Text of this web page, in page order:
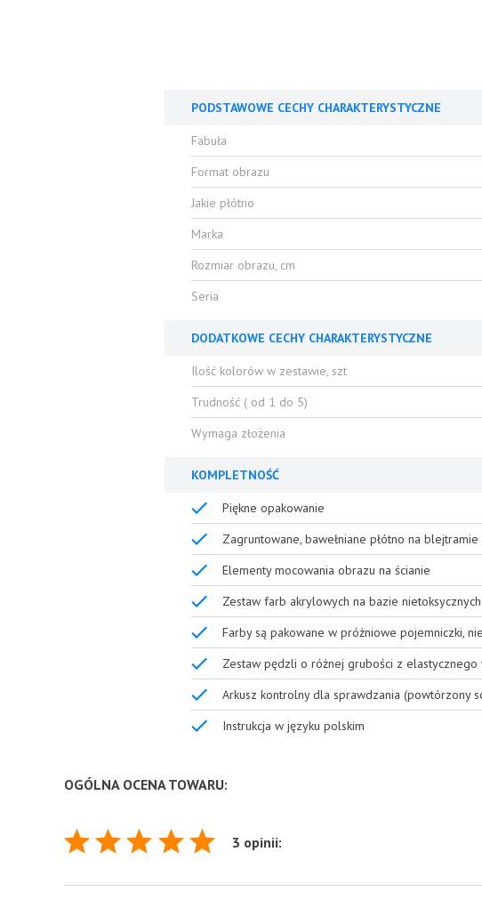
PODSTAWOWE CECHY CHARAKTERYSTYCZNE
Fabuła
Format obrazu
Jakie płótno
Marka
Rozmiar obrazu, cm
Seria
DODATKOWE CECHY CHARAKTERYSTYCZNE
Ilość kolorów w zestawie, szt
Trudność ( od 1 do 5)
Wymaga złożenia
KOMPLETNOŚĆ
Piękne opakowanie
Zagruntowane, bawełniane płótno na blejtramie
Elementy mocowania obrazu na ścianie
Zestaw farb akrylowych na bazie nietoksycznych
Farby są pakowane w próżniowe pojemniczki,
Zestaw pędzli o różnej grubości z elastycznego
Arkusz kontrolny dla sprawdzania (powtórzony
Instrukcja w języku polskim
OGÓLNA OCENA TOWARU:
3 opinii: